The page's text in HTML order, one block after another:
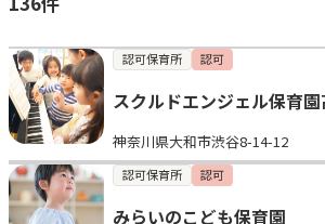
お気に入り
見学日記
認可保育所 認可
スクルドエンジェル保育
神奈川県大和市渋谷8-14-12
認可保育所 認可
みらいのこども保育園